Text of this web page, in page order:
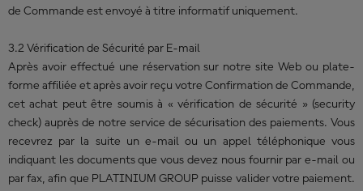
de Commande est envoyé à titre informatif uniquement.
3.2 Vérification de Sécurité par E-mail
Après avoir effectué une réservation sur notre site Web ou plate-
forme affiliée et après avoir reçu votre Confirmation de Commande,
cet achat peut être soumis à « vérification de sécurité » (security
check) auprès de notre service de sécurisation des paiements. Vous
recevrez par la suite un e-mail ou un appel téléphonique vous
indiquant les documents que vous devez nous fournir par e-mail ou
par fax, afin que PLATINIUM GROUP puisse valider votre paiement.